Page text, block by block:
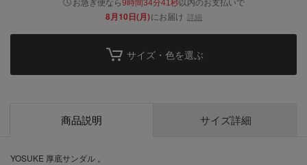
9時間34分41秒
8月10日(月)にお届け 詳細
サイズ・色を選ぶ
商品説明 サイズ詳細
YOSUKE 厚底サンダル 。